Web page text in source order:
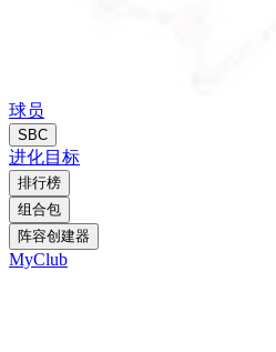
球员
SBC
进化目标
排行榜
组合包
阵容创建器
MyClub